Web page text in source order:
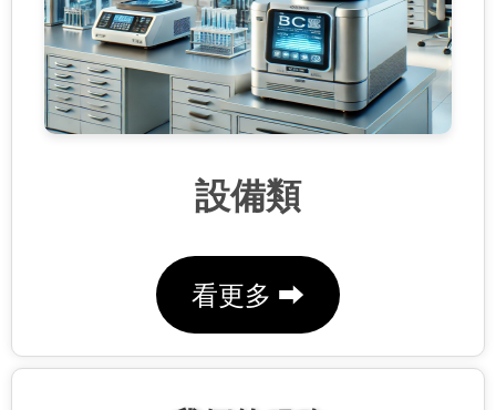
設備類
看更多 ⮕